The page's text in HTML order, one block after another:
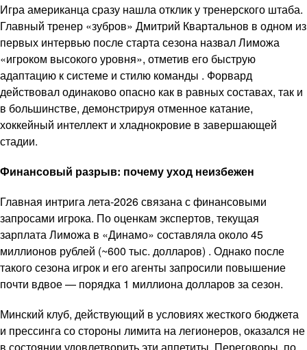
Игра американца сразу нашла отклик у тренерского штаба.
Главный тренер «зубров» Дмитрий Квартальнов в одном из
первых интервью после старта сезона назвал Лиможа
«игроком высокого уровня», отметив его быструю
адаптацию к системе и стилю команды . Форвард
действовал одинаково опасно как в равных составах, так и
в большинстве, демонстрируя отменное катание,
хоккейный интеллект и хладнокровие в завершающей
стадии.
Финансовый разрыв: почему уход неизбежен
Главная интрига лета-2026 связана с финансовыми
запросами игрока. По оценкам экспертов, текущая
зарплата Лиможа в «Динамо» составляла около 45
миллионов рублей (~600 тыс. долларов) . Однако после
такого сезона игрок и его агенты запросили повышение
почти вдвое — порядка 1 миллиона долларов за сезон.
Минский клуб, действующий в условиях жесткого бюджета
и прессинга со стороны лимита на легионеров, оказался не
в состоянии удовлетворить эти аппетиты. Переговоры, по